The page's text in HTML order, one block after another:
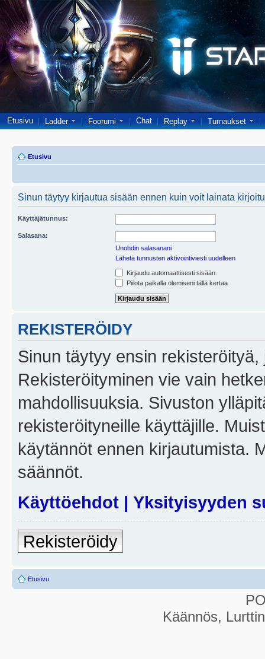
Etusivu Ladder Foorumi Chat Replay Turnaukset
Etusivu
Sinun täytyy kirjautua sisään ennen kuin voit lainata
Käyttäjätunnus:
Salasana:
Unohdin salasanani
Lähetä tunnusten aktivointiviesti uudelleen
Kirjaudu automaattisesti sisään.
Piilota paikalla olemiseni tällä kertaa
REKISTERÖIDY
Sinun täytyy ensin
Rekisteröityminen vie vain
mahdollisuuksia. Sivuston
rekisteröityneille käyttäjille.
käytännöt ennen kirjautumista.
säännöt.
Käyttöehdot | Yksityisyyden
Rekisteröidy
Etusivu
Käännös,